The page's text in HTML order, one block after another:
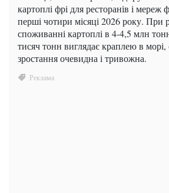
картоплі фрі для ресторанів і
перші чотири місяці 2026 року. При
споживанні картоплі в 4-4,5 млн
тисяч тонн виглядає краплею в морі,
зростання очевидна і тривожна.